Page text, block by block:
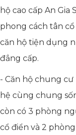
hộ cao cấp An
phong cách tân
căn hộ tiện dụng
đẳng cấp.
- Căn hộ chung
hệ cùng chung
còn có 3 phòng
cổ điển và 2